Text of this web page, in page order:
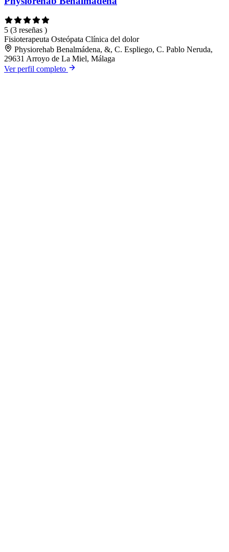
5 (3 reseñas )
Fisioterapeuta Osteópata Clínica del dolor
Physiorehab Benalmádena, &, C. Espliego, C. Pablo Neruda,
29631 Arroyo de La Miel, Málaga
Ver perfil completo